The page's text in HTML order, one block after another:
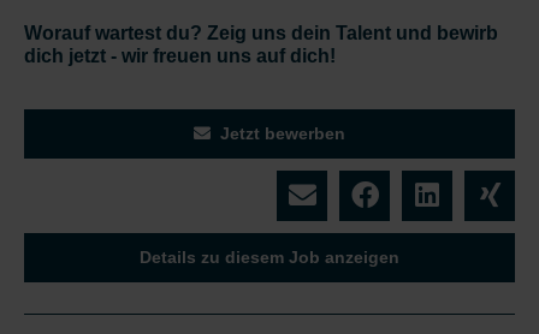
Worauf wartest du? Zeig uns dein Talent und bewirb
dich jetzt - wir freuen uns auf dich!
Jetzt bewerben
Details zu diesem Job anzeigen